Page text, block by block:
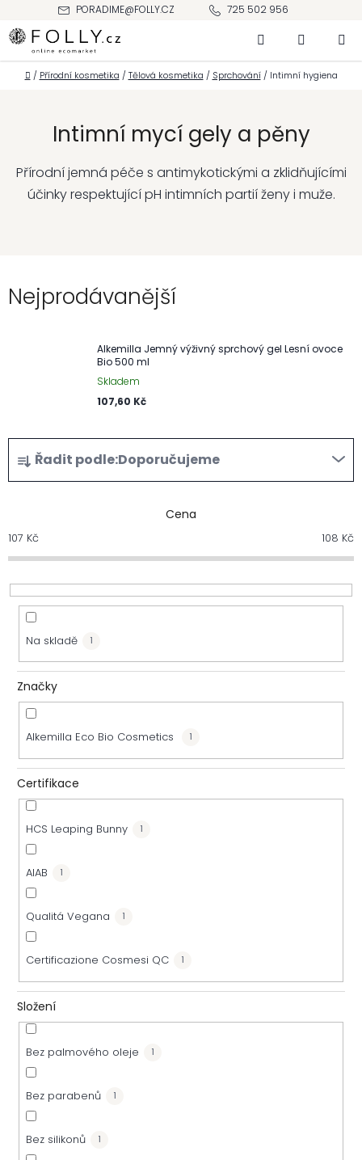
obsah
PORADIME@FOLLY.CZ 725 502 956
Hledat NÁKUPNÍ
KOŠÍK
Domů
/ Přírodní kosmetika / Tělová kosmetika / Sprchování / Intimní hygiena
Intimní mycí gely a pěny
Přírodní jemná péče s antimykotickými a zklidňujícími
účinky respektující pH intimních partií ženy i muže.
Nejprodávanější
Alkemilla Jemný výživný sprchový gel Lesní ovoce
Bio 500 ml
Skladem
107,60 Kč
Ř
a
e
n
d
u
Řadit podle:Doporučujeme
Cena
107 Kč 108 Kč
Na skladě 1
Značky
Alkemilla Eco Bio Cosmetics 1
Certifikace
HCS Leaping Bunny 1
AIAB 1
Qualitá Vegana 1
Certificazione Cosmesi QC 1
Složení
Bez palmového oleje 1
Bez parabenů 1
Bez silikonů 1